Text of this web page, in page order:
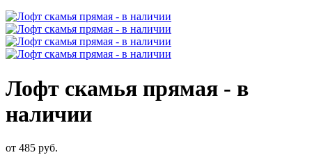
Лофт скамья прямая - в
наличии
от 485 руб.